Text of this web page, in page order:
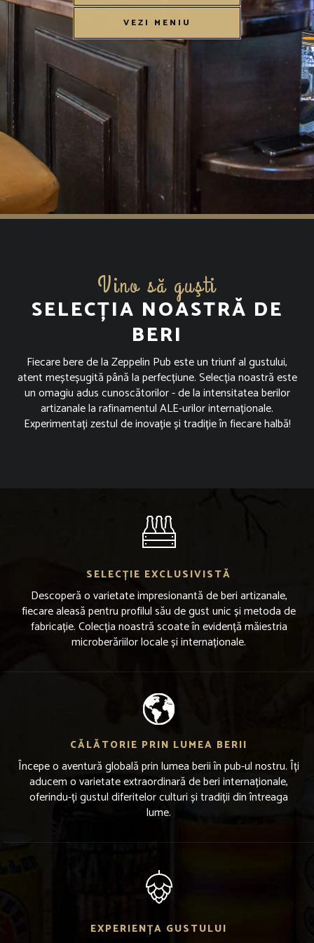
VEZI MENIU
Vino să guşti
SELECȚIA NOASTRĂ DE
BERI
Fiecare bere de la Zeppelin Pub este un triunf al gustului,
atent meșteșugită până la perfecțiune. Selecția noastră este
un omagiu adus cunoscătorilor - de la intensitatea berilor
artizanale la rafinamentul ALE-urilor internaționale.
Experimentați zestul de inovație și tradiție în fiecare halbă!
SELECȚIE EXCLUSIVISTĂ
Descoperă o varietate impresionantă de beri artizanale,
fiecare aleasă pentru profilul său de gust unic și metoda de
fabricație. Colecția noastră scoate în evidență măiestria
microberăriilor locale și internaționale.
CĂLĂTORIE PRIN LUMEA BERII
Începe o aventură globală prin lumea berii în pub-ul nostru. Îți
aducem o varietate extraordinară de beri internaționale,
oferindu-ți gustul diferitelor culturi și tradiții din întreaga
lume.
EXPERIENȚA GUSTULUI